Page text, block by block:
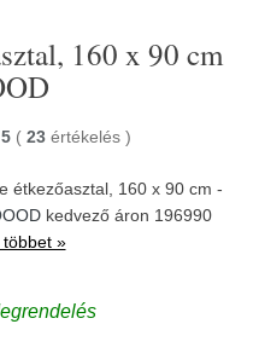
160 x 90 cm
5 ( 23 értékelés )
étkezőasztal, 160 x 90 cm -
kedvező áron 196990
többet »